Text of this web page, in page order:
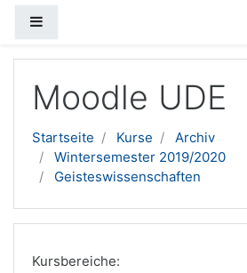
Moodle UDE
Startseite Kurse
Archiv
Wintersemester 2019/2020
Geisteswissenschaften
Kursbereiche: